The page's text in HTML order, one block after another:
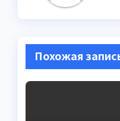
Похожая